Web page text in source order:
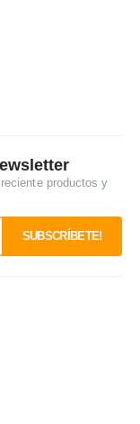
productos y